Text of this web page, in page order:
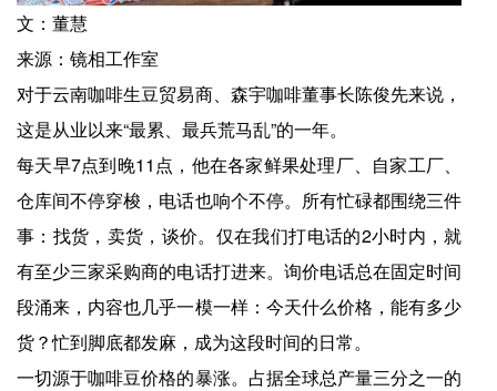
文：董慧
来源：镜相工作室
对于云南咖啡生豆贸易商、森宇咖啡董事长陈俊先来说，
这是从业以来“最累、最兵荒马乱”的一年。
每天早7点到晚11点，他在各家鲜果处理厂、自家工厂、
仓库间不停穿梭，电话也响个不停。所有忙碌都围绕三件
事：找货，卖货，谈价。仅在我们打电话的2小时内，就
有至少三家采购商的电话打进来。询价电话总在固定时间
段涌来，内容也几乎一模一样：今天什么价格，能有多少
货？忙到脚底都发麻，成为这段时间的日常。
一切源于咖啡豆价格的暴涨。占据全球总产量三分之一的